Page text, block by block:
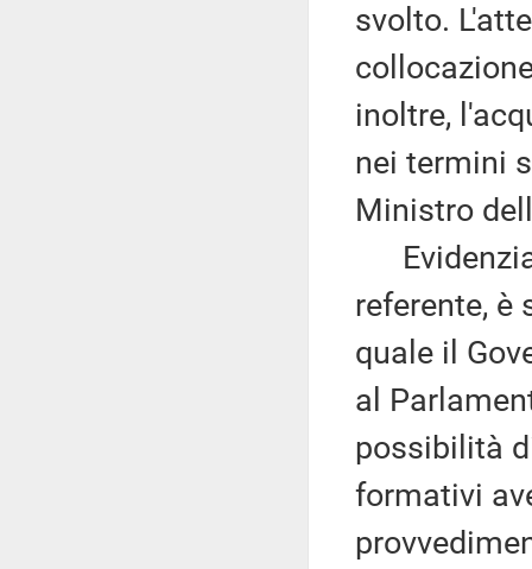
svolto.
inoltre,
nei termini
Ministro
Evidenzia
referente, è
quale il
al
possibilità
formativi